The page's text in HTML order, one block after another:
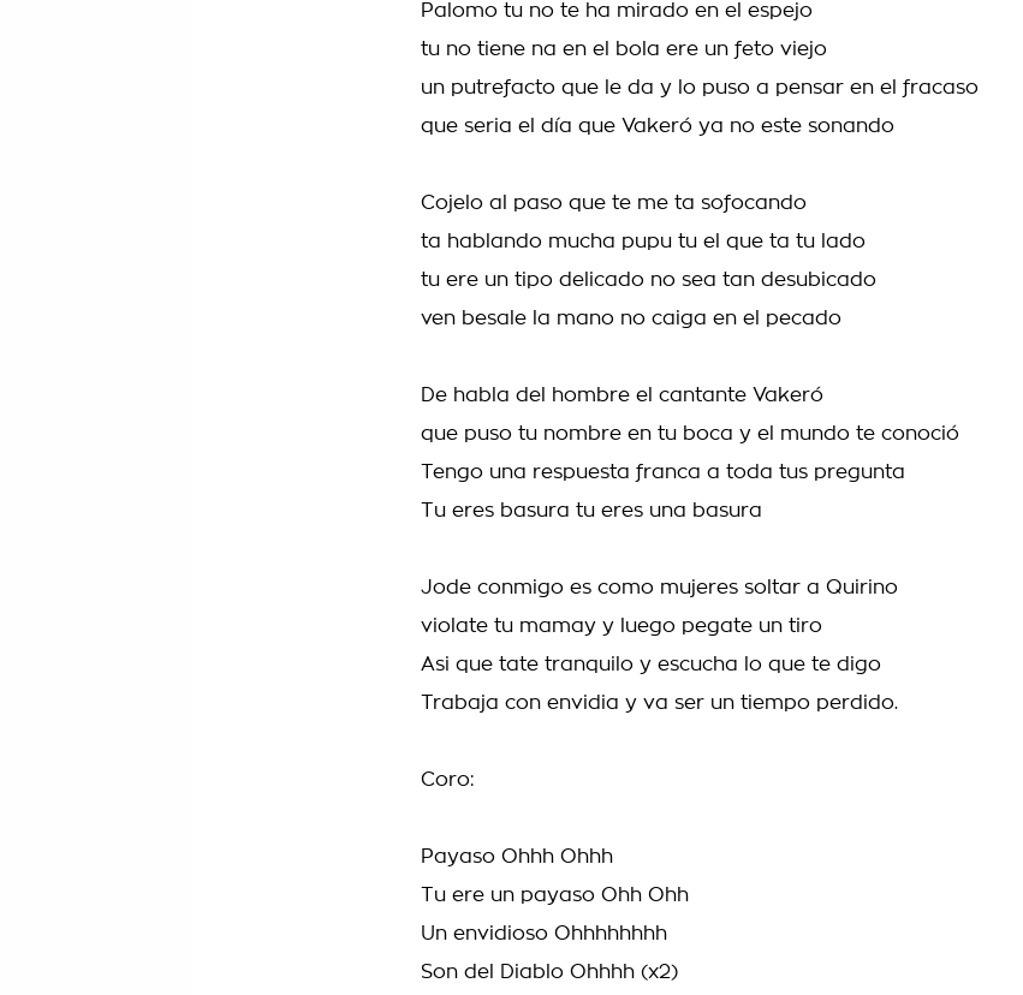
Palomo tu no te ha mirado en el espejo
tu no tiene na en el bola ere un feto viejo
un putrefacto que le da y lo puso a pensar en el fracaso
que seria el día que Vakeró ya no este sonando
Cojelo al paso que te me ta sofocando
ta hablando mucha pupu tu el que ta tu lado
tu ere un tipo delicado no sea tan desubicado
ven besale la mano no caiga en el pecado
De habla del hombre el cantante Vakeró
que puso tu nombre en tu boca y el mundo te conoció
Tengo una respuesta franca a toda tus pregunta
Tu eres basura tu eres una basura
Jode conmigo es como mujeres soltar a Quirino
violate tu mamay y luego pegate un tiro
Asi que tate tranquilo y escucha lo que te digo
Trabaja con envidia y va ser un tiempo perdido.
Coro:
Payaso Ohhh Ohhh
Tu ere un payaso Ohh Ohh
Un envidioso Ohhhhhhhh
Son del Diablo Ohhhh (x2)